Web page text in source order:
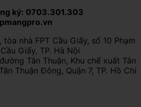
ký: 0703.301.303
tòa nhà FPT Cầu Giấy, số 10 Phạm
Giấy, TP. Hà Nội
Tân Thuận, Khu chế xuất Tân
Thuận Đông, Quận 7, TP. Hồ Chí